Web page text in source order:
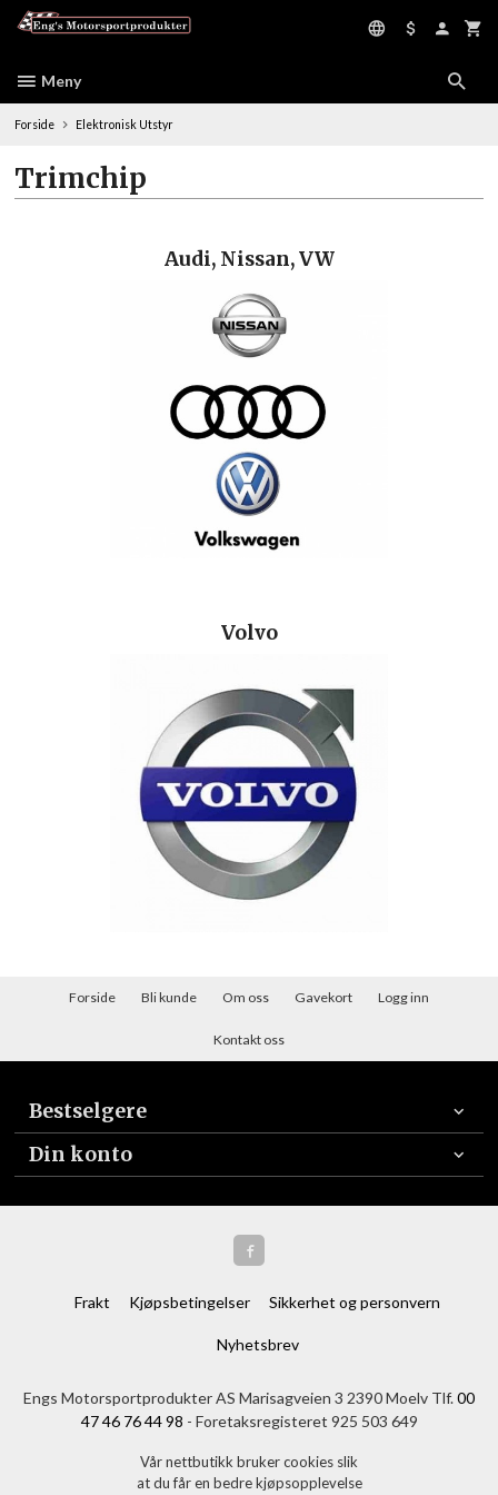
Meny
Forside Elektronisk Utstyr
Trimchip
Audi, Nissan, VW
Volvo
Forside Bli kunde Om oss Gavekort Logg inn
Kontakt oss
Bestselgere
Din konto
Frakt Kjøpsbetingelser Sikkerhet og personvern
Nyhetsbrev
Engs Motorsportprodukter AS Marisagveien 3 2390 Moelv Tlf.00
47 46 76 44 98 - Foretaksregisteret 925 503 649
Vår nettbutikk bruker cookies slik
at du får en bedre kjøpsopplevelse